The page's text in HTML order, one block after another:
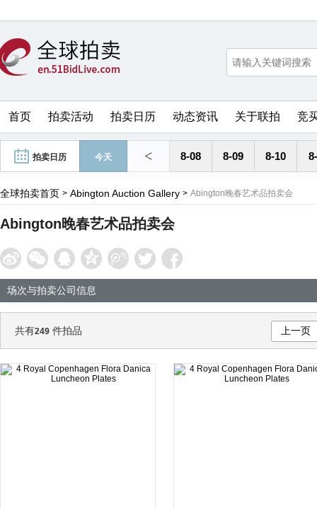
首页 拍卖活动 拍卖日历 动态资讯 关于联拍 竞
拍卖日历 今天 < 8-08 8-09 8-10
全球拍卖首页 > Abington Auction Gallery > Abington晚春艺术品拍卖会
Abington晚春艺术品拍卖会
场次与拍卖公司信息
共有249 件拍品 上一页